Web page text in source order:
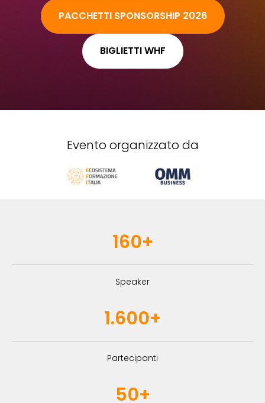
PACCHETTI SPONSORSHIP 2026
BIGLIETTI WHF
Evento organizzato da
160+
Speaker
1.600+
Partecipanti
50+